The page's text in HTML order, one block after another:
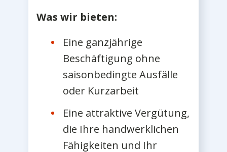
Was wir bieten:
Eine ganzjährige
Beschäftigung ohne
saisonbedingte Ausfälle
oder Kurzarbeit
Eine attraktive Vergütung,
die Ihre handwerklichen
Fähigkeiten und Ihr